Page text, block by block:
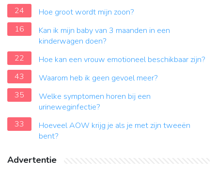
24
Hoe groot wordt mijn zoon?
16
Kan ik mijn baby van 3 maanden in een
kinderwagen doen?
22
Hoe kan een vrouw emotioneel beschikbaar zijn?
43
Waarom heb ik geen gevoel meer?
35
Welke symptomen horen bij een
urineweginfectie?
33
Hoeveel AOW krijg je als je met zijn tweeën
bent?
Advertentie